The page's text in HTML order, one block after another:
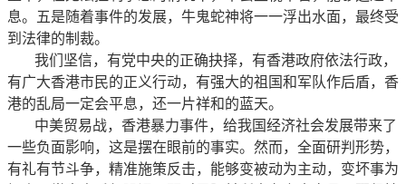
息。五是随着事件的发展，牛鬼蛇神将一一浮出水面，最终受
到法律的制裁。
我们坚信，有党中央的正确抉择，有香港政府依法行政，
有广大香港市民的正义行动，有强大的祖国和军队作后盾，香
港的乱局一定会平息，还一片祥和的蓝天。
中美贸易战，香港暴力事件，给我国经济社会发展带来了
一些负面影响，这是摆在眼前的事实。然而，全面研判形势，
有礼有节斗争，精准施策反击，能够变被动为主动，变坏事为